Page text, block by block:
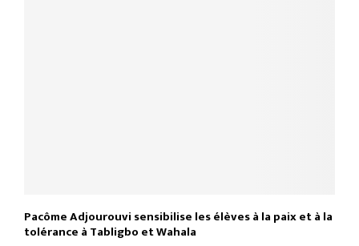
Pacôme Adjourouvi sensibilise les élèves à la paix et à la
tolérance à Tabligbo et Wahala